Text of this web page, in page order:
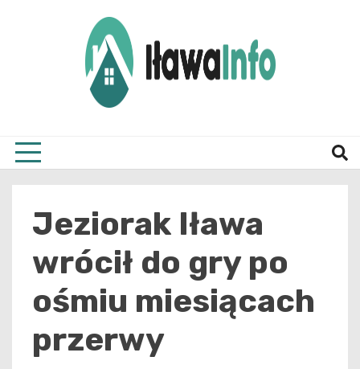
Jeziorak Iława
wrócił do gry po
ośmiu miesiącach
przerwy